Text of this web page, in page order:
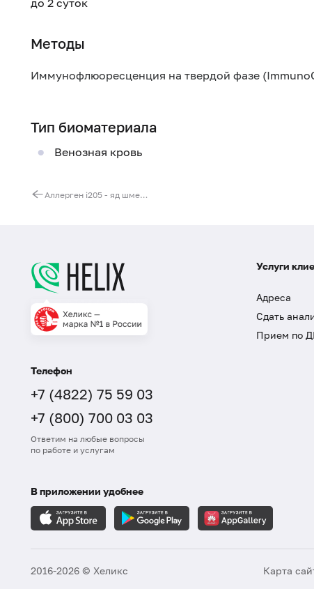
до 2 суток
Методы
Иммунофлюоресценция на твердой фазе
Тип биоматериала
Венозная кровь
Аллерген i205 - яд шмеля, IgE (ImmunoCAP)
Телефон
+7 (4822) 75 59 03
+7 (800) 700 03 03
Ответим на любые вопросы
по работе и услугам
Услуги
Адреса
Сдать
Прием по
В приложении удобнее
2016-2026 © Хеликс Карта